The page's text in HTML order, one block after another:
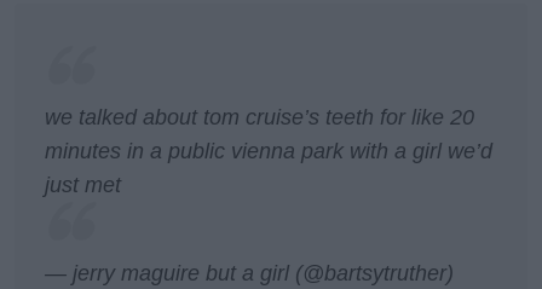
we talked about tom cruise’s teeth for like 20
minutes in a public vienna park with a girl we’d
just met
— jerry maguire but a girl (@bartsytruther)